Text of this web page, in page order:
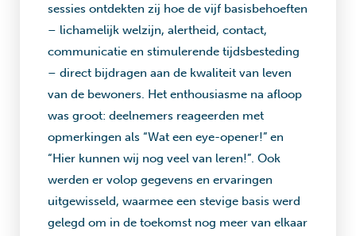
sessies ontdekten zij hoe de vijf basisbehoeften
– lichamelijk welzijn, alertheid, contact,
communicatie en stimulerende tijdsbesteding
– direct bijdragen aan de kwaliteit van leven
van de bewoners. Het enthousiasme na afloop
was groot: deelnemers reageerden met
opmerkingen als “Wat een eye-opener!” en
“Hier kunnen wij nog veel van leren!”. Ook
werden er volop gegevens en ervaringen
uitgewisseld, waarmee een stevige basis werd
gelegd om in de toekomst nog meer van elkaar